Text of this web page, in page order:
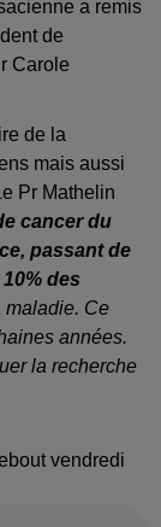
a remis
de
Carole
de la
mais aussi
Pr Mathelin
cancer du
passant de
10% des
maladie. Ce
années.
la recherche
vendredi